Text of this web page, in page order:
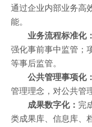
通过企业内部业务高
能。
业务流程标准化：
强化事前事中监管；
等事后监管。
公共管理事项化：
管理理念，对公共管
成果数字化： 完
类成果库、信息库、